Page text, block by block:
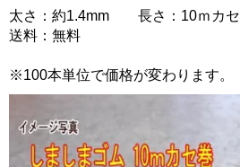
太さ：約1.4mm 長さ：10ｍカ
送料：無料
※100本単位で価格が変わります。